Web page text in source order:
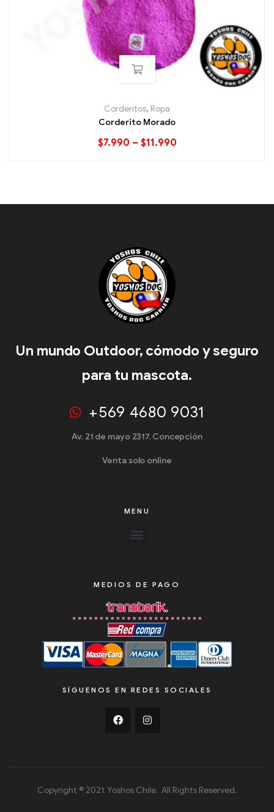
Corderitos, Ropa
Corderito Morado
$7.990 – $11.990
Un mundo Outdoor, cómodo y seguro
para tu mascota.
+569 4680 9031
Av. 21 de mayo 2317. Concepción
Venta solo online
MENU
MEDIOS DE PAGO
SÍGUENOS EN REDES SOCIALES
Copyright © 2021. Yoshos Chile. All Rights Reserved.